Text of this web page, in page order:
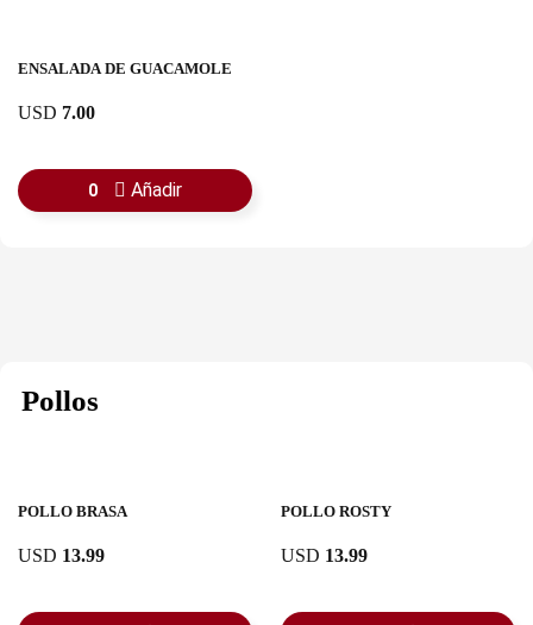
ENSALADA DE GUACAMOLE
USD 7.00
0 Añadir
Pollos
POLLO BRASA
USD 13.99
POLLO ROSTY
USD 13.99